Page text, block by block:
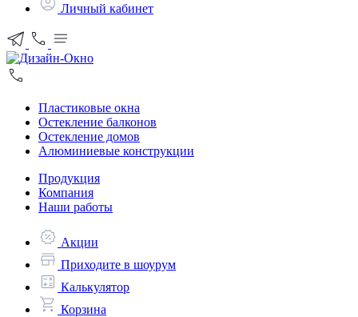
Личный кабинет
Пластиковые окна
Остекление балконов
Остекление домов
Алюминиевые конструкции
Продукция
Компания
Наши работы
Акции
Приходите в шоурум
Калькулятор
Корзина